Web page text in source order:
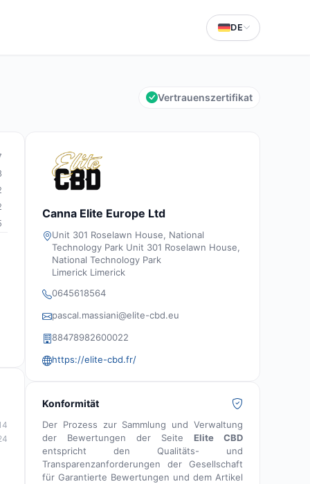
DE
Vertrauenszertifikat
Canna Elite Europe Ltd
Unit 301 Roselawn House, National
Technology Park Unit 301 Roselawn House,
National Technology Park
Limerick Limerick
0645618564
pascal.massiani@elite-cbd.eu
88478982600022
https://elite-cbd.fr/
Konformität
Der Prozess zur Sammlung und Verwaltung
der Bewertungen der Seite Elite CBD
entspricht den Qualitäts- und
Transparenzanforderungen der Gesellschaft
für Garantierte Bewertungen und dem Artikel